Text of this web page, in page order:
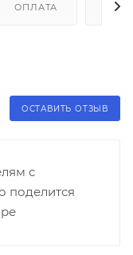
ОПЛАТА
ОСТАВИТЬ ОТЗЫВ
с
поделится